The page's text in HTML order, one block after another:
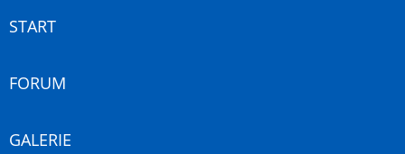
START
FORUM
GALERIE